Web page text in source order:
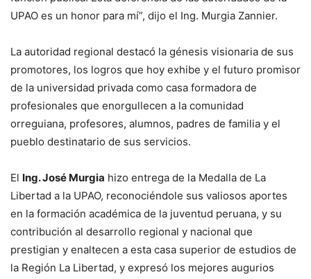
UPAO es un honor para mí”, dijo el Ing. Murgia Zannier.
La autoridad regional destacó la génesis visionaria de sus
promotores, los logros que hoy exhibe y el futuro promisor
de la universidad privada como casa formadora de
profesionales que enorgullecen a la comunidad
orreguiana, profesores, alumnos, padres de familia y el
pueblo destinatario de sus servicios.
El Ing. José Murgia hizo entrega de la Medalla de La
Libertad a la UPAO, reconociéndole sus valiosos aportes
en la formación académica de la juventud peruana, y su
contribución al desarrollo regional y nacional que
prestigian y enaltecen a esta casa superior de estudios de
la Región La Libertad, y expresó los mejores augurios